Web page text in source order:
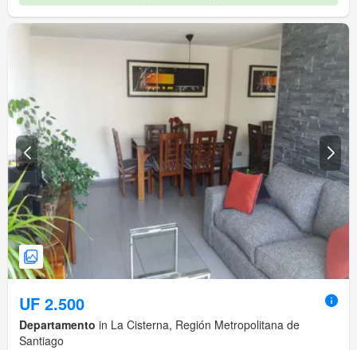
UF 2.500
Departamento in La Cisterna, Región Metropolitana de
Santiago